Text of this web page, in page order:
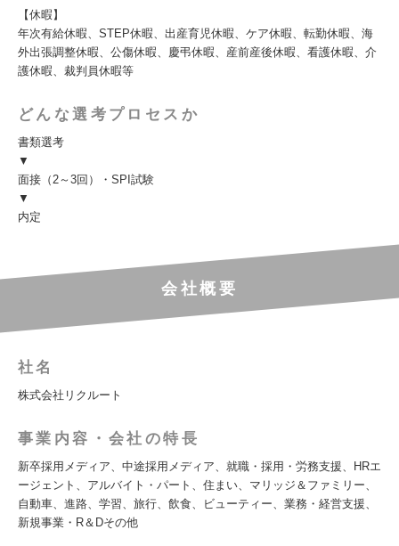
【休暇】
年次有給休暇、STEP休暇、出産育児休暇、ケア休暇、転勤休暇、海
外出張調整休暇、公傷休暇、慶弔休暇、産前産後休暇、看護休暇、介
護休暇、裁判員休暇等
どんな選考プロセスか
書類選考
▼
面接（2～3回）・SPI試験
▼
内定
会社概要
社名
株式会社リクルート
事業内容・会社の特長
新卒採用メディア、中途採用メディア、就職・採用・労務支援、HRエ
ージェント、アルバイト・パート、住まい、マリッジ＆ファミリー、
自動車、進路、学習、旅行、飲食、ビューティー、業務・経営支援、
新規事業・R＆Dその他